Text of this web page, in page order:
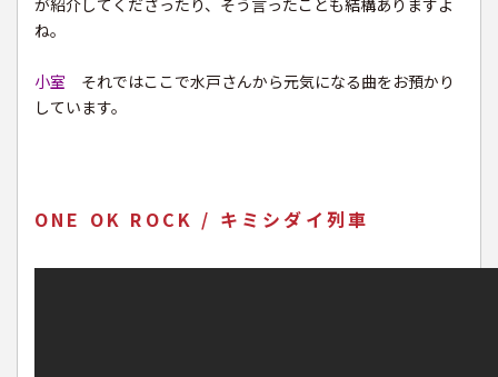
が紹介してくださったり、そう言ったことも結構ありますよ
ね。
小室 それではここで水戸さんから元気になる曲をお預かり
しています。
ONE OK ROCK / キミシダイ列車